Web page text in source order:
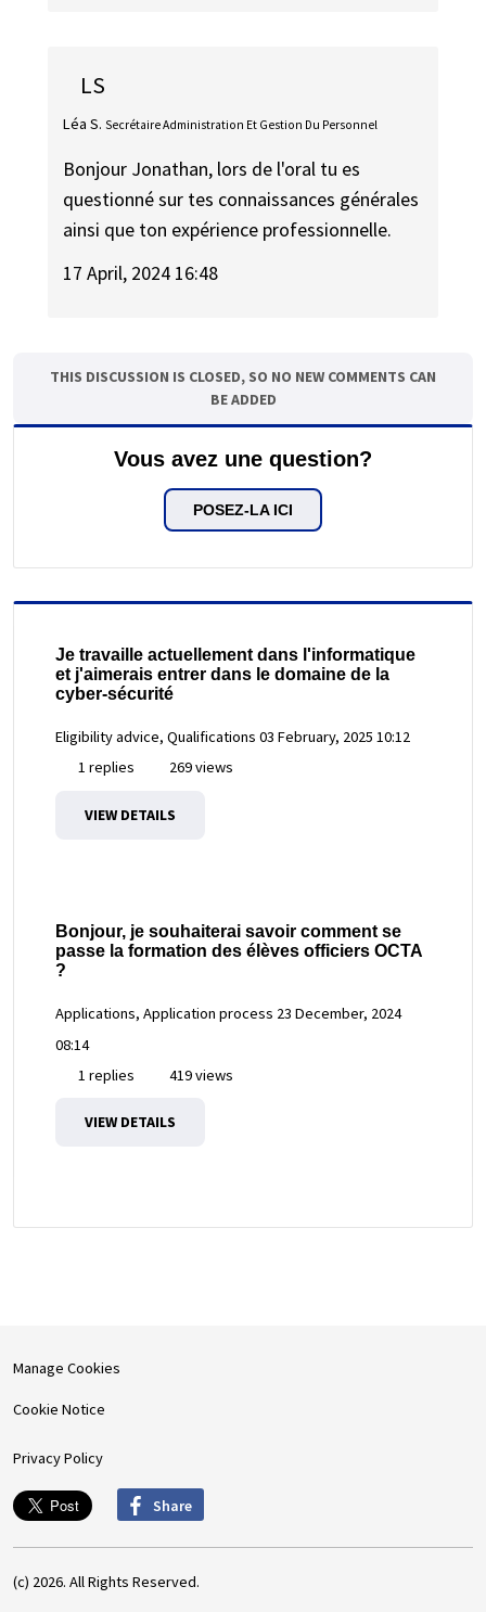
LS
Léa S. Secrétaire Administration Et Gestion Du Personnel
Bonjour Jonathan, lors de l'oral tu es
questionné sur tes connaissances générales
ainsi que ton expérience professionnelle.
17 April, 2024 16:48
THIS DISCUSSION IS CLOSED, SO NO NEW COMMENTS CAN
BE ADDED
Vous avez une question?
POSEZ-LA ICI
Je travaille actuellement dans l'informatique
et j'aimerais entrer dans le domaine de la
cyber-sécurité
Eligibility advice, Qualifications 03 February, 2025 10:12
1 replies
269 views
VIEW DETAILS
Bonjour, je souhaiterai savoir comment se
passe la formation des élèves officiers OCTA
?
Applications, Application process 23 December, 2024
08:14
1 replies
419 views
VIEW DETAILS
Manage Cookies
Cookie Notice
Privacy Policy
Share
(c) 2026. All Rights Reserved.